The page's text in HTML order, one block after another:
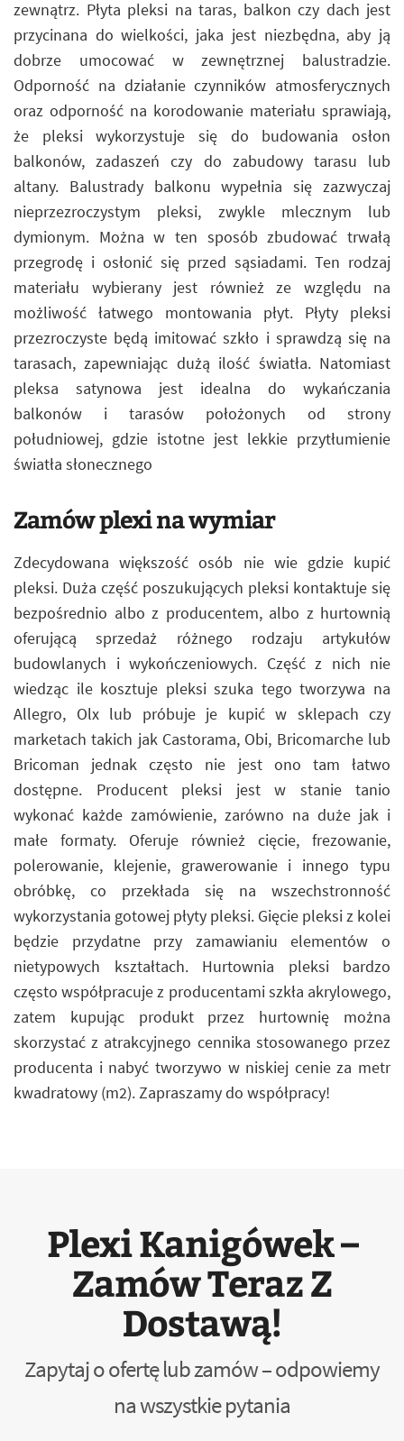
zewnątrz. Płyta pleksi na taras, balkon czy dach jest
przycinana do wielkości, jaka jest niezbędna, aby ją
dobrze umocować w zewnętrznej balustradzie.
Odporność na działanie czynników atmosferycznych
oraz odporność na korodowanie materiału sprawiają,
że pleksi wykorzystuje się do budowania osłon
balkonów, zadaszeń czy do zabudowy tarasu lub
altany. Balustrady balkonu wypełnia się zazwyczaj
nieprzezroczystym pleksi, zwykle mlecznym lub
dymionym. Można w ten sposób zbudować trwałą
przegrodę i osłonić się przed sąsiadami. Ten rodzaj
materiału wybierany jest również ze względu na
możliwość łatwego montowania płyt. Płyty pleksi
przezroczyste będą imitować szkło i sprawdzą się na
tarasach, zapewniając dużą ilość światła. Natomiast
pleksa satynowa jest idealna do wykańczania
balkonów i tarasów położonych od strony
południowej, gdzie istotne jest lekkie przytłumienie
światła słonecznego
Zamów plexi na wymiar
Zdecydowana większość osób nie wie gdzie kupić
pleksi. Duża część poszukujących pleksi kontaktuje się
bezpośrednio albo z producentem, albo z hurtownią
oferującą sprzedaż różnego rodzaju artykułów
budowlanych i wykończeniowych. Część z nich nie
wiedząc ile kosztuje pleksi szuka tego tworzywa na
Allegro, Olx lub próbuje je kupić w sklepach czy
marketach takich jak Castorama, Obi, Bricomarche lub
Bricoman jednak często nie jest ono tam łatwo
dostępne. Producent pleksi jest w stanie tanio
wykonać każde zamówienie, zarówno na duże jak i
małe formaty. Oferuje również cięcie, frezowanie,
polerowanie, klejenie, grawerowanie i innego typu
obróbkę, co przekłada się na wszechstronność
wykorzystania gotowej płyty pleksi. Gięcie pleksi z kolei
będzie przydatne przy zamawianiu elementów o
nietypowych kształtach. Hurtownia pleksi bardzo
często współpracuje z producentami szkła akrylowego,
zatem kupując produkt przez hurtownię można
skorzystać z atrakcyjnego cennika stosowanego przez
producenta i nabyć tworzywo w niskiej cenie za metr
kwadratowy (m2). Zapraszamy do współpracy!
Plexi Kanigówek –
Zamów Teraz Z
Dostawą!
Zapytaj o ofertę lub zamów – odpowiemy
na wszystkie pytania